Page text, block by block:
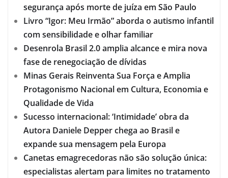
segurança após morte de juíza em São Paulo
Livro “Igor: Meu Irmão” aborda o autismo infantil
com sensibilidade e olhar familiar
Desenrola Brasil 2.0 amplia alcance e mira nova
fase de renegociação de dívidas
Minas Gerais Reinventa Sua Força e Amplia
Protagonismo Nacional em Cultura, Economia e
Qualidade de Vida
Sucesso internacional: ‘Intimidade’ obra da
Autora Daniele Depper chega ao Brasil e
expande sua mensagem pela Europa
Canetas emagrecedoras não são solução única:
especialistas alertam para limites no tratamento